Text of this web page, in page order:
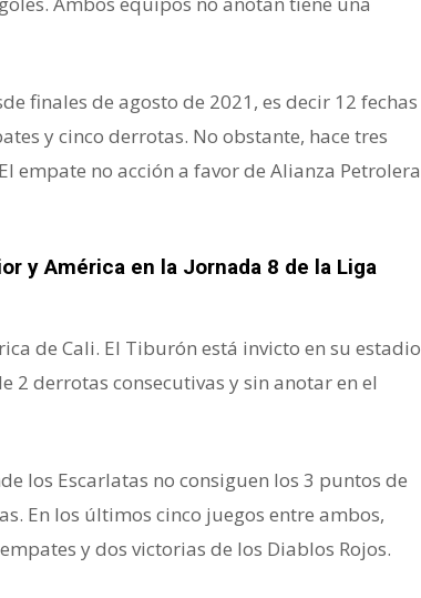
finales de agosto de 2021, es decir 12 fechas
y cinco derrotas. No obstante, hace tres
empate no acción a favor de Alianza Petrolera
y América en la Jornada 8 de la Liga
de Cali. El Tiburón está invicto en su estadio
2 derrotas consecutivas y sin anotar en el
los Escarlatas no consiguen los 3 puntos de
En los últimos cinco juegos entre ambos,
y dos victorias de los Diablos Rojos.